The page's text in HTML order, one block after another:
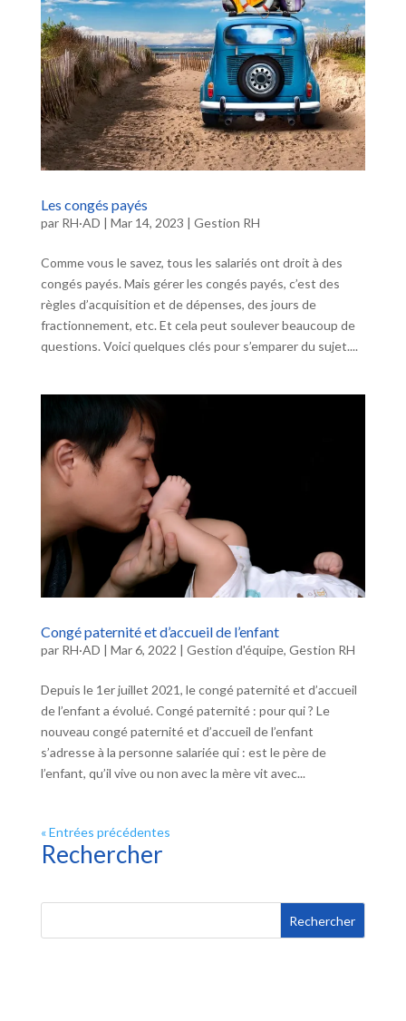
Les congés payés
par RH·AD | Mar 14, 2023 | Gestion RH
Comme vous le savez, tous les salariés ont droit à des
congés payés. Mais gérer les congés payés, c’est des
règles d’acquisition et de dépenses, des jours de
fractionnement, etc. Et cela peut soulever beaucoup de
questions. Voici quelques clés pour s’emparer du sujet....
Congé paternité et d’accueil de l’enfant
par RH·AD | Mar 6, 2022 | Gestion d'équipe, Gestion RH
Depuis le 1er juillet 2021, le congé paternité et d’accueil
de l’enfant a évolué. Congé paternité : pour qui ? Le
nouveau congé paternité et d’accueil de l’enfant
s’adresse à la personne salariée qui : est le père de
l’enfant, qu’il vive ou non avec la mère vit avec...
« Entrées précédentes
Rechercher
Rechercher